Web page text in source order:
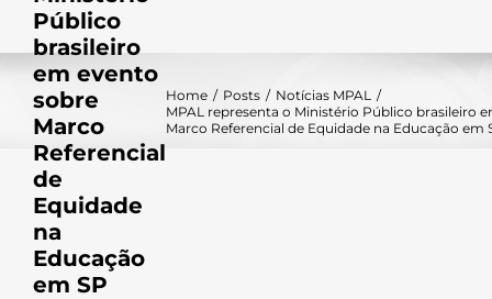
Público
brasileiro
em evento
sobre
Marco
Referencial
de
Equidade
na
Educação
em SP
Home / Posts / Notícias MPAL /
MPAL representa o Ministério Público brasileiro
Marco Referencial de Equidade na Educação em